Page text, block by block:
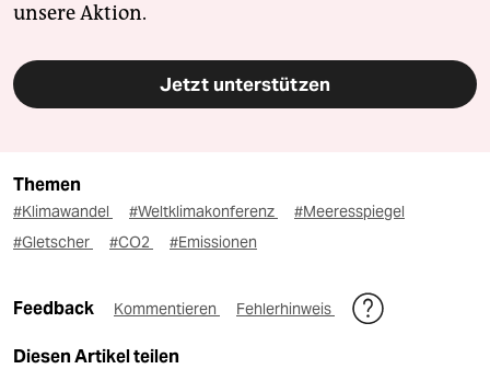
unsere Aktion.
Jetzt unterstützen
Themen
#Klimawandel #Weltklimakonferenz
#Meeresspiegel
#Gletscher
#CO2 #Emissionen
Feedback Kommentieren Fehlerhinweis
Diesen Artikel teilen